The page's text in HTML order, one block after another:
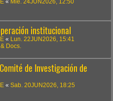
« Mié. 24JUN2026, 12:50
institucional
«
Lun. 22JUN2026, 15:41
Docs.
de Investigación de
« Sab. 20JUN2026, 18:25